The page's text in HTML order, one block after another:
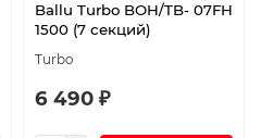
Ballu Turbo BOH/TB- 07FH
1500 (7 секций)
Turbo
6 490 ₽